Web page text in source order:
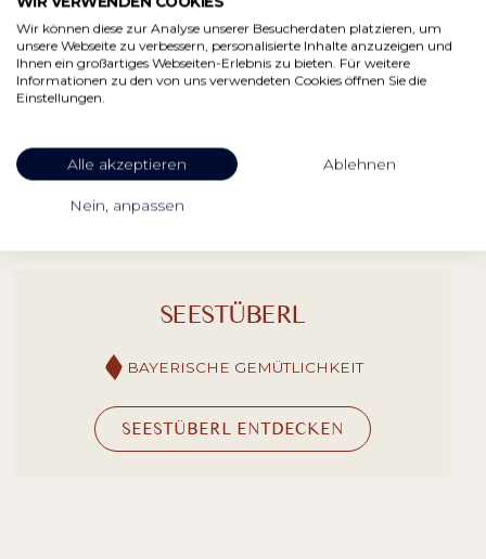
RESTAURANTS & BARS
SEESTÜBERL
BAYERISCHE GEMÜTLICHKEIT
SEESTÜBERL ENTDECKEN
Wir können diese zur Analyse unserer Besucherdaten platzieren, um
unsere Webseite zu verbessern, personalisierte Inhalte anzuzeigen und
Ihnen ein großartiges Webseiten-Erlebnis zu bieten. Für weitere
Informationen zu den von uns verwendeten Cookies öffnen Sie die
Einstellungen.
Alle akzeptieren Ablehnen
Nein, anpassen